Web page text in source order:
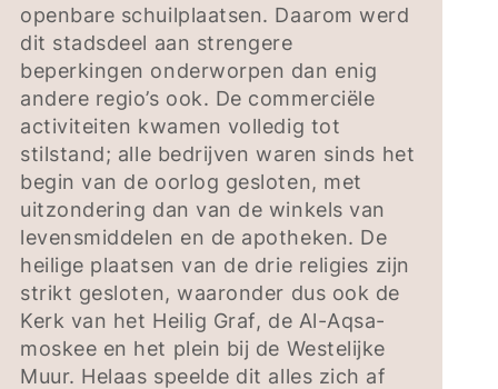
openbare schuilplaatsen. Daarom werd
dit stadsdeel aan strengere
beperkingen onderworpen dan enig
andere regio’s ook. De commerciële
activiteiten kwamen volledig tot
stilstand; alle bedrijven waren sinds het
begin van de oorlog gesloten, met
uitzondering dan van de winkels van
levensmiddelen en de apotheken. De
heilige plaatsen van de drie religies zijn
strikt gesloten, waaronder dus ook de
Kerk van het Heilig Graf, de Al-Aqsa-
moskee en het plein bij de Westelijke
Muur. Helaas speelde dit alles zich af